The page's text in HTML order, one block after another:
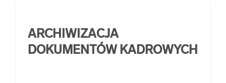
ARCHIWIZACJA
DOKUMENTÓW KADROWYCH